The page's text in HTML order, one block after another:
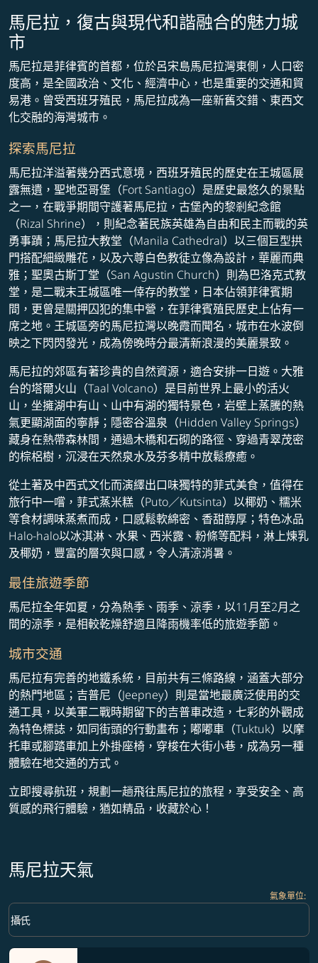
馬尼拉，復古與現代和諧融合的魅力城
市
馬尼拉是菲律賓的首都，位於呂宋島馬尼拉灣東側，人口密
度高，是全國政治、文化、經濟中心，也是重要的交通和貿
易港。曾受西班牙殖民，馬尼拉成為一座新舊交錯、東西文
化交融的海灣城市。
探索馬尼拉
馬尼拉洋溢著幾分西式意境，西班牙殖民的歷史在王城區展
露無遺，聖地亞哥堡（Fort Santiago）是歷史最悠久的景點
之一，在戰爭期間守護著馬尼拉，古堡內的黎剎紀念館
（Rizal Shrine），則紀念著民族英雄為自由和民主而戰的英
勇事蹟；馬尼拉大教堂（Manila Cathedral）以三個巨型拱
門搭配細緻雕花，以及六尊白色教徒立像為設計，華麗而典
雅；聖奧古斯丁堂（San Agustin Church）則為巴洛克式教
堂，是二戰末王城區唯一倖存的教堂，日本佔領菲律賓期
間，更曾是關押囚犯的集中營，在菲律賓殖民歷史上佔有一
席之地。王城區旁的馬尼拉灣以晚霞而聞名，城市在水波倒
映之下閃閃發光，成為傍晚時分最清新浪漫的美麗景致。
馬尼拉的郊區有著珍貴的自然資源，適合安排一日遊。大雅
台的塔爾火山（Taal Volcano）是目前世界上最小的活火
山，坐擁湖中有山、山中有湖的獨特景色，岩壁上蒸騰的熱
氣更顯湖面的寧靜；隱密谷溫泉（Hidden Valley Springs）
藏身在熱帶森林間，通過木橋和石砌的路徑、穿過青翠茂密
的棕梠樹，沉浸在天然泉水及芬多精中放鬆療癒。
從土著及中西式文化而演繹出口味獨特的菲式美食，值得在
旅行中一嚐，菲式蒸米糕（Puto／Kutsinta）以椰奶、糯米
等食材調味蒸煮而成，口感鬆軟綿密、香甜醇厚；特色冰品
Halo-halo以冰淇淋、水果、西米露、粉條等配料，淋上煉乳
及椰奶，豐富的層次與口感，令人清涼消暑。
最佳旅遊季節
馬尼拉全年如夏，分為熱季、雨季、涼季，以11月至2月之
間的涼季，是相較乾燥舒適且降雨機率低的旅遊季節。
城市交通
馬尼拉有完善的地鐵系統，目前共有三條路線，涵蓋大部分
的熱門地區；吉普尼（Jeepney）則是當地最廣泛使用的交
通工具，以美軍二戰時期留下的吉普車改造，七彩的外觀成
為特色標誌，如同街頭的行動畫布；嘟嘟車（Tuktuk）以摩
托車或腳踏車加上外掛座椅，穿梭在大街小巷，成為另一種
體驗在地交通的方式。
立即搜尋航班，規劃一趟飛往馬尼拉的旅程，享受安全、高
質感的飛行體驗，猶如精品，收藏於心！
馬尼拉天氣
氣象單位:
Weather unit option 攝氏 Selected
攝氏
keyboard_arrow_down